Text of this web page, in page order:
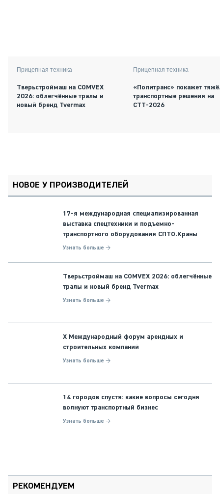
Прицепная техника
Тверьстроймаш на COMVEX
2026: облегчённые тралы и
новый бренд Tvermax
Прицепная техника
«Политранс» покажет
транспортные решения на
СТТ-2026
НОВОЕ У ПРОИЗВОДИТЕЛЕЙ
17-я международная специализированная
выставка спецтехники и подъемно-
транспортного оборудования СПТО.Краны
Узнать больше →
Тверьстроймаш на COMVEX 2026: облегчённые
тралы и новый бренд Tvermax
Узнать больше →
X Международный форум арендных и
строительных компаний
Узнать больше →
14 городов спустя: какие вопросы сегодня
волнуют транспортный бизнес
Узнать больше →
РЕКОМЕНДУЕМ